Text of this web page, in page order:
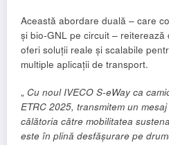
Această abordare duală – care
și bio-GNL pe circuit –
oferi soluții reale și scalabile
multiple aplicații de transport.
„ Cu noul IVECO S-eWay ca
ETRC 2025, transmitem un
călătoria către mobilitatea
este în plină desfășurare pe